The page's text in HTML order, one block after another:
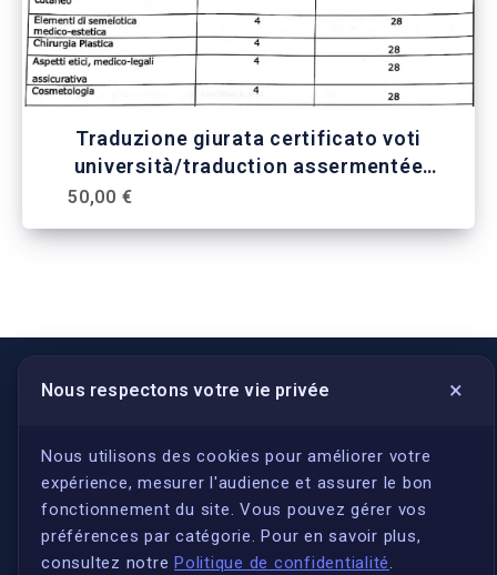
Traduzione giurata certificato voti
università/traduction assermentée
50,00 €
Nous respectons votre vie privée ×
Nous utilisons des cookies pour améliorer votre
expérience, mesurer l'audience et assurer le bon
fonctionnement du site. Vous pouvez gérer vos
préférences par catégorie. Pour en savoir plus,
consultez notre Politique de confidentialité.
LIENS UTILES
S'inscrire
Qui sommes-nous ?
Annuaires des traducteurs assermentés